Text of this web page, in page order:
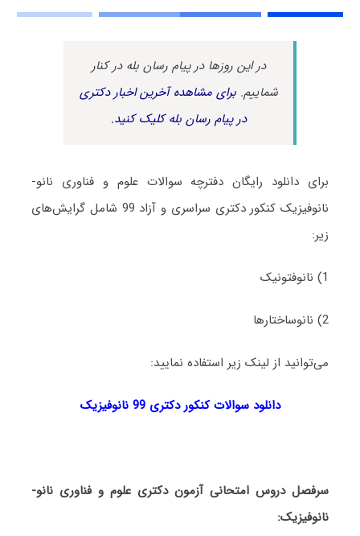
در این روزها در پیام رسان بله در کنار
شماییم.برای مشاهده آخرین اخبار دکتری
در پیام رسان بله کلیک کنید.
برای دانلود رایگان دفترچه سوالات علوم و فناوری نانو-
نانوفیزیک کنکور دکتری سراسری و آزاد 99 شامل گرایش‌های
زیر:
1) نانوفتونیک
2) نانوساختارها
می‌توانید از لینک زیر استفاده نمایید:
دانلود سوالات کنکور دکتری 99 نانوفیزیک
سرفصل دروس امتحانی آزمون دکتری علوم و فناوری نانو-
نانوفیزیک: